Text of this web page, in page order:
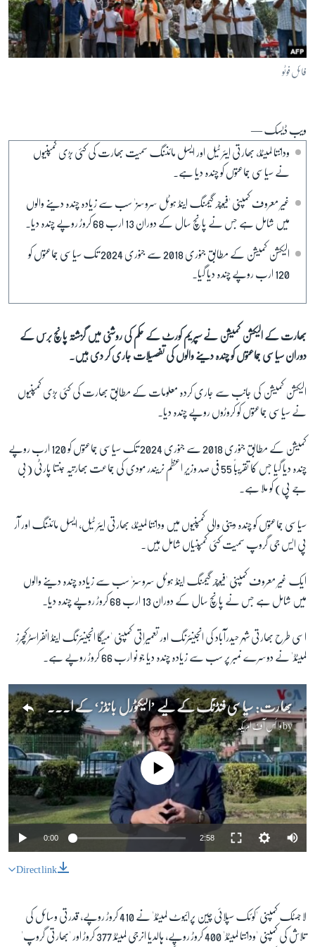
آرٹ
آزادیٔ صحافت
سائنس و ٹیکنالوجی
ویڈیوز
Learning English
زبان
فائل فوٹو
ویب ڈیسک —
ودانتا لمیٹڈ، بھارتی ایئر ٹیل اور ایسل مائننگ سمیت بھارت کی کئی بڑی کمپنیوں
نے سیاسی جماعتوں کو چندہ دیا ہے۔
غیر معروف کمپنی 'فیوچر گیمنگ اینڈ ہوٹل سروسز' سب سے زیادہ چندہ دینے والوں
میں شامل ہے جس نے پانچ سال کے دوران 13 ارب 68 کروڑ روپے چندہ دیا۔
الیکشن کمیشن کے مطابق جنوری 2018 سے جنوری 2024 تک سیاسی جماعتوں کو
120 ارب روپے چندہ دیا گیا۔
بھارت کے الیکشن کمیشن نے سپریم کورٹ کے حکم کی روشنی میں گزشتہ پانچ برس کے
دوران سیاسی جماعتوں کو چندہ دینے والوں کی تفصیلات جاری کر دی ہیں۔
الیکشن کمیشن کی جانب سے جاری کردہ معلومات کے مطابق بھارت کی کئی بڑی کمپنیوں
نے سیاسی جماعتوں کو کروڑوں روپے چندہ دیا۔
کمیشن کے مطابق جنوری 2018 سے جنوری 2024 تک سیاسی جماعتوں کو 120 ارب روپے
چندہ دیا گیا جس کا تقریباً 55 فی صد وزیرِ اعظم نریندر مودی کی جماعت بھارتیہ جنتا پارٹی (بی
جے پی) کو ملا ہے۔
سیاسی جماعتوں کو چندہ دینی والی کمپنیوں میں ودانتا لمیٹڈ، بھارتی ایئر ٹیل، ایسل مائننگ اور آر
پی ایس جی گروپ سمیت کئی کمپنیاں شامل ہیں۔
ایک غیر معروف کمپنی 'فیوچر گیمنگ اینڈ ہوٹل سروسز' سب سے زیادہ چندہ دینے والوں
میں شامل ہے جس نے پانچ سال کے دوران 13 ارب 68 کروڑ روپے چندہ دیا۔
اسی طرح بھارتی شہر حیدرآباد کی انجینئرنگ اور تعمیراتی کمپنی 'میگا انجینئرنگ اینڈ انفراسٹرکچرز
لمیٹڈ' نے دوسرے نمبر پر سب سے زیادہ چندہ دیا جو نو ارب 66 کروڑ روپے ہے۔
بھارت: سیاسی فنڈنگ کے لیے ’الیکٹورل بانڈز‘ کے استعمال پر پابندی کیوں؟
byوائس آف امریکہ
No media source currently available
0:00 2:58
Direct link
لاجسٹک کمپنی 'کوئک سپلائی چین پرائیوٹ لمیٹڈ' نے 410 کروڑ روپے، قدرتی وسائل کی
تلاش کی کمپنی 'ودانتا لمیٹڈ' 400 کروڑ روپے، ہالدیا انرجی لمیٹڈ 377 کروڑ اور 'بھارتی گروپ'